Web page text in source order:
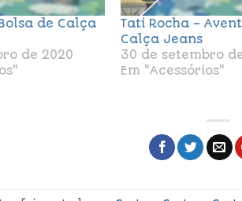
de Calça
de 2020
Tati Rocha –
Calça Jeans
30 de setembro
Em "Acessórios"